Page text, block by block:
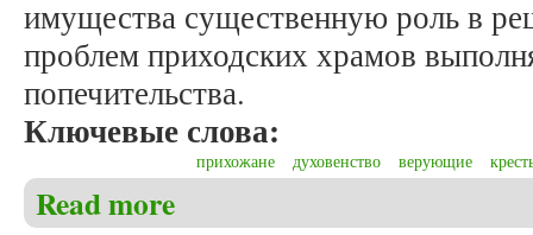
имущества существенную роль в
проблем приходских храмов
попечительства.
Ключевые слова:
прихожане духовенство верующие
Read more